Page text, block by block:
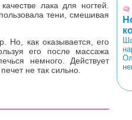
лака для ногтей.
тени, смешивая
Но, как оказывается, его
его после массажа
немного. Действует
не так сильно.